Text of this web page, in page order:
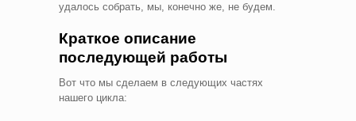
удалось собрать, мы, конечно же, не будем.
Краткое описание
последующей работы
Вот что мы сделаем в следующих частях
нашего цикла: